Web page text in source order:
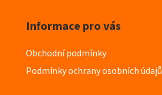
Informace pro vás
Obchodní podmínky
Podmínky ochrany osobních údajů